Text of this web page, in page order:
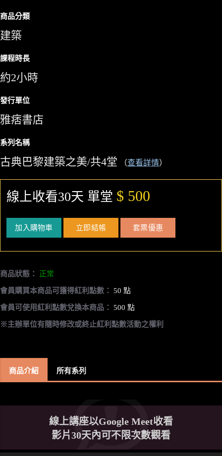
商品分類
建築
課程時長
約2小時
發行單位
雅痞書店
系列名稱
古典巴黎建築之美/共4堂 （查看詳情）
線上收看30天 單堂 $ 500
加入購物車 立即結帳 套票優惠
商品狀態： 正常
會員購買本商品可獲得紅利點數： 50 點
會員可使用紅利點數兌換本商品： 500 點
※主辦單位有隨時修改或終止紅利點數活動之權利
商品介紹 所有系列
線上講座以Google Meet收看
影片30天內可不限次數觀看